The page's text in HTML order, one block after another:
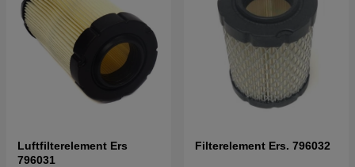
Luftfilterelement Ers
796031
Filterelement Ers. 796032